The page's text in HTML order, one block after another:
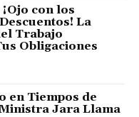
con los
La
Trabajo
Obligaciones
en Tiempos de
Jara Llama